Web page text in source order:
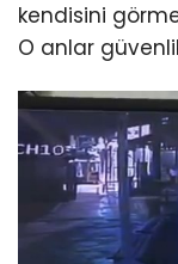
kendisini
O anlar